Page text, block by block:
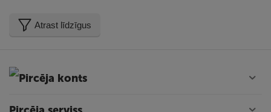
Atrast līdzīgus
Pircēja konts